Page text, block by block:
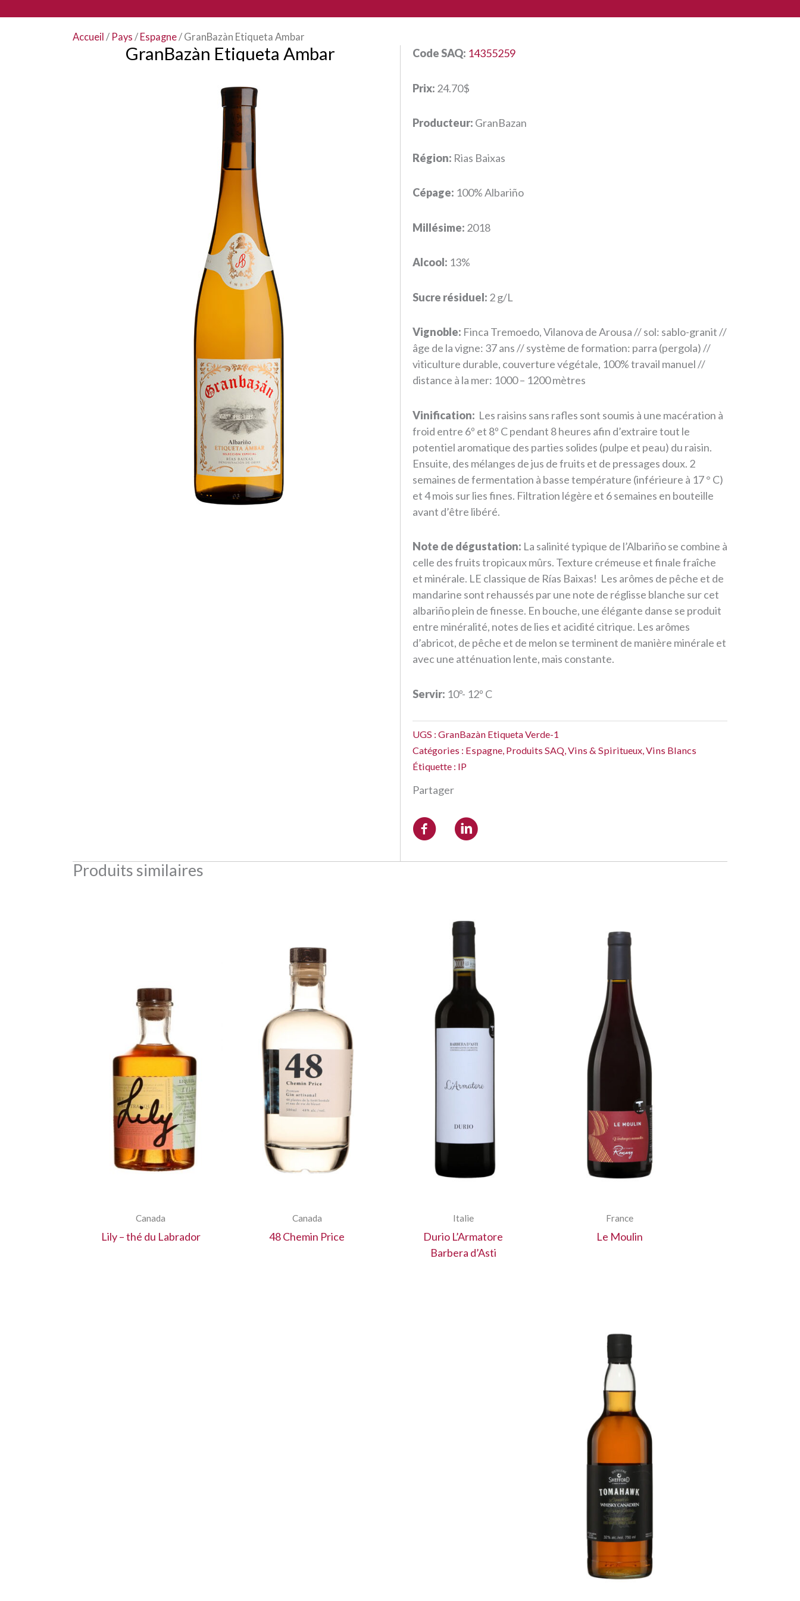
Accueil / Pays / Espagne/ GranBazàn Etiqueta Ambar
GranBazàn Etiqueta Ambar Code SAQ: 14355259
Prix: 24.70$
Producteur: GranBazan
Région: Rias Baixas
Cépage: 100% Albariño
Millésime: 2018
Alcool: 13%
Sucre résiduel: 2 g/L
Vignoble: Finca Tremoedo, Vilanova de Arousa // sol: sablo-granit //
âge de la vigne: 37 ans // système de formation: parra (pergola) //
viticulture durable, couverture végétale, 100% travail manuel //
distance à la mer: 1000 – 1200 mètres
Vinification: Les raisins sans rafles sont soumis à une macération à
froid entre 6º et 8º C pendant 8 heures afin d’extraire tout le
potentiel aromatique des parties solides (pulpe et peau) du raisin.
Ensuite, des mélanges de jus de fruits et de pressages doux. 2
semaines de fermentation à basse température (inférieure à 17 ° C)
et 4 mois sur lies fines. Filtration légère et 6 semaines en bouteille
avant d’être libéré.
Note de dégustation: La salinité typique de l’Albariño se combine à
celle des fruits tropicaux mûrs. Texture crémeuse et finale fraîche
et minérale. LE classique de Rías Baixas! Les arômes de pêche et de
mandarine sont rehaussés par une note de réglisse blanche sur cet
albariño plein de finesse. En bouche, une élégante danse se produit
entre minéralité, notes de lies et acidité citrique. Les arômes
d’abricot, de pêche et de melon se terminent de manière minérale et
avec une atténuation lente, mais constante.
Servir: 10º- 12º C
UGS : GranBazàn Etiqueta Verde-1
Catégories : Espagne, Produits SAQ,Vins & Spiritueux,Vins Blancs
Étiquette : IP
Partager
Produits similaires
Canada
Lily – thé du Labrador
Canada
48 Chemin Price
Italie
Durio L’Armatore
Barbera d’Asti
France
Le Moulin